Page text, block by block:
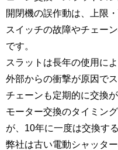
開閉機の誤作動は、上限
スイッチの故障やチェー
です。
スラットは長年の使用に
外部からの衝撃が原因で
チェーンも定期的に交換が
モーター交換のタイミン
が、10年に一度は交換す
弊社は古い電動シャッタ